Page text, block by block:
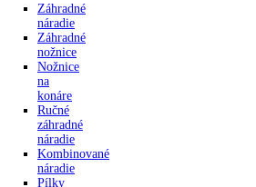
Záhradné
náradie
Záhradné
nožnice
Nožnice
na
konáre
Ručné
záhradné
náradie
Kombinované
náradie
Pílky